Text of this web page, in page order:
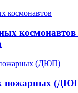
пожарных